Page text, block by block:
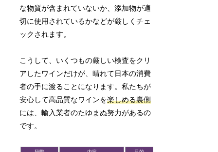
な物質が含まれていないか、添加物が適
切に使用されているかなどが厳しくチェ
ックされます。
こうして、いくつもの厳しい検査をクリ
アしたワインだけが、晴れて日本の消費
者の手に渡ることになります。私たちが
安心して高品質なワインを楽しめる裏側
には、輸入業者のたゆまぬ努力があるの
です。